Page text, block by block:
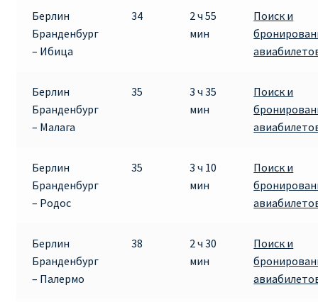
Берлин
Бранденбург
– Ибица
34
2 ч 55
мин
Поиск и
Берлин
Бранденбург
– Малага
35
3 ч 35
мин
Поиск и
Берлин
Бранденбург
– Родос
35
3 ч 10
мин
Поиск и
Берлин
Бранденбург
– Палермо
38
2 ч 30
мин
Поиск и